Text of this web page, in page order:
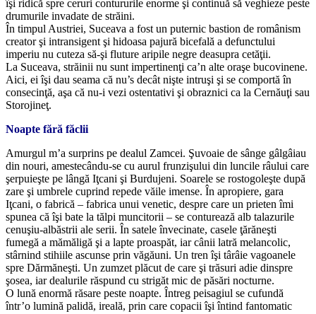
îşi ridică spre ceruri contururile enorme şi continuă să veghieze peste
drumurile invadate de străini.
În timpul Austriei, Suceava a fost un puternic bastion de românism
creator şi intransigent şi hidoasa pajură bicefală a defunctului
imperiu nu cuteza să-şi fluture aripile negre deasupra cetăţii.
La Suceava, străinii nu sunt impertinenţi ca’n alte oraşe bucovinene.
Aici, ei îşi dau seama că nu’s decât nişte intruşi şi se comportă în
consecinţă, aşa că nu-i vezi ostentativi şi obraznici ca la Cernăuţi sau
Storojineţ.
Noapte fără făclii
Amurgul m’a surprins pe dealul Zamcei. Şuvoaie de sânge gâlgâiau
din nouri, amestecându-se cu aurul frunzişului din luncile râului care
şerpuieşte pe lângă Iţcani şi Burdujeni. Soarele se rostogoleşte după
zare şi umbrele cuprind repede văile imense. În apropiere, gara
Iţcani, o fabrică – fabrica unui venetic, despre care un prieten îmi
spunea că îşi bate la tălpi muncitorii – se conturează alb talazurile
cenuşiu-albăstrii ale serii. În satele învecinate, casele ţărăneşti
fumegă a mămăligă şi a lapte proaspăt, iar cânii latră melancolic,
stârnind stihiile ascunse prin văgăuni. Un tren îşi târâie vagoanele
spre Dărmăneşti. Un zumzet plăcut de care şi trăsuri adie dinspre
şosea, iar dealurile răspund cu strigăt mic de păsări nocturne.
O lună enormă răsare peste noapte. Întreg peisagiul se cufundă
într’o lumină palidă, ireală, prin care copacii îşi întind fantomatic